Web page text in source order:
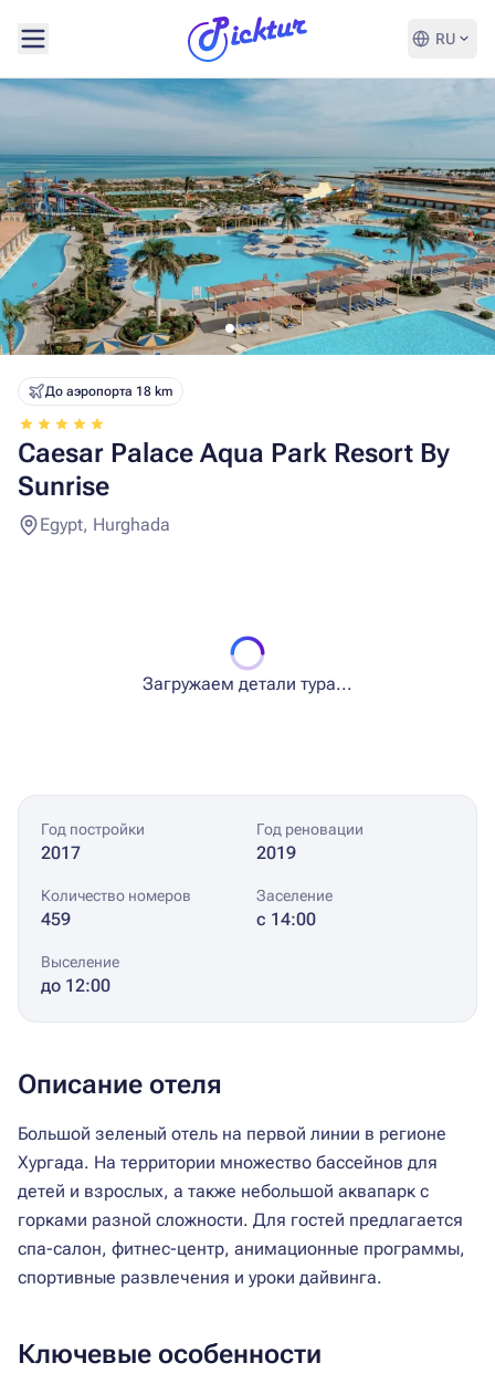
RU
До аэропорта 18 km
Caesar Palace Aqua Park Resort By
Sunrise
Egypt, Hurghada
Загружаем детали тура...
Год постройки
2017
Год реновации
2019
Количество номеров
459
Заселение
с 14:00
Выселение
до 12:00
Описание отеля
Большой зеленый отель на первой линии в регионе
Хургада. На территории множество бассейнов для
детей и взрослых, а также небольшой аквапарк с
горками разной сложности. Для гостей предлагается
спа-салон, фитнес-центр, анимационные программы,
спортивные развлечения и уроки дайвинга.
Ключевые особенности